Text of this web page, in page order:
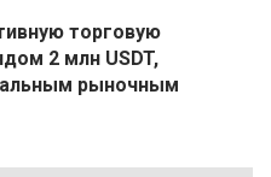
торговую
2 млн USDT,
рыночным